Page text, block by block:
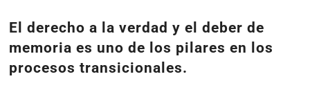
El derecho a la verdad y el deber de
memoria es uno de los pilares en los
procesos transicionales.